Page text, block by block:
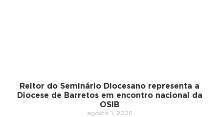
Reitor do Seminário Diocesano representa a
Diocese de Barretos em encontro nacional da
OSIB
agosto 1, 2026